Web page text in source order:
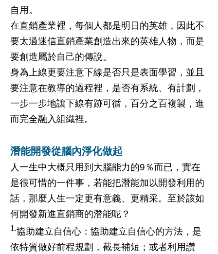
自用。
在直銷產業裡，每個人都是明日的英雄，因此不
要太過迷信直銷產業創造出來的英雄人物，而是
要創造屬於自己的傳說。
身為上線更要注意下線是否只是表面學習，並且
要注意在教導的過程裡，是否有系統、有計劃，
一步一步地讓下線有跡可循，百分之百複製，進
而完全融入組織裡。
潛能開發從腦內淨化做起
人一生中大概只用到大腦能力的9％而已，實在
是很可惜的一件事，若能把潛能加以開發利用的
話，那麼人生一定更有意義、更精采。至於該如
何開發新進直銷商的潛能呢？
1.協助建立自信心：協助建立自信心的方法，是
依特質做好前程規劃，截長補短；或者利用讚